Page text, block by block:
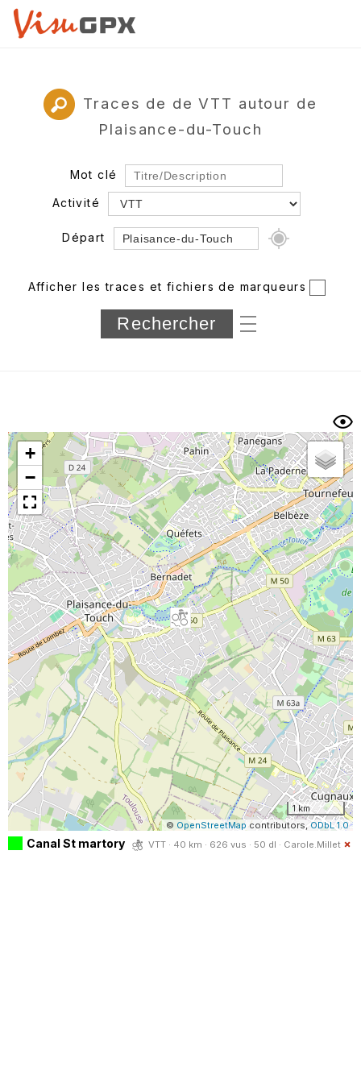
Traces de de VTT autour de
Plaisance-du-Touch
Mot clé
Activité
Départ
Département
Longueur min/max
Trier par
Horodatage Photos
Afficher les traces et fichiers de marqueurs
+
−
1 km
© OpenStreetMap contributors,ODbL 1.0
Canal St martory VTT · 40 km · 626 vus · 50 dl · Carole.Millet